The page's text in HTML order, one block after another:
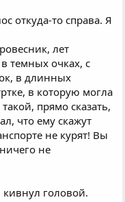
откуда-то справа. Я
лет
темных очках, с
в длинных
в которую могла
прямо сказать,
что ему скажут
не курят! Вы
не
головой.